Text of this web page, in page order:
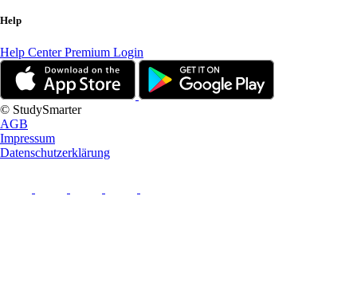
Help
Help CenterPremium Login
© StudySmarter
AGB
Impressum
Datenschutzerklärung